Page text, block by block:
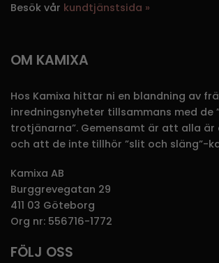
Besök vår kundtjänstsida »
OM KAMIXA
Hos Kamixa hittar ni en blandning av
inredningsnyheter tillsammans med de
trotjänarna”. Gemensamt är att alla är
och att de inte tillhör ”slit och släng”-
Kamixa AB
Burggrevegatan 29
411 03 Göteborg
Org nr: 556716-1772
FÖLJ OSS